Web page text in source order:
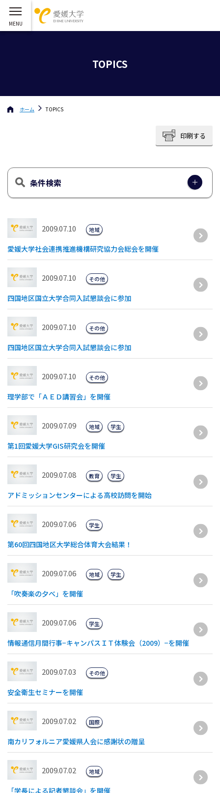
TOPICS
ホーム TOPICS
印刷する
条件検索
2009.07.10
愛媛大学社会連携推進機構研究協力会総会を開催
地域
2009.07.10
四国地区国立大学合同入試懇談会に参加
その他
2009.07.10
四国地区国立大学合同入試懇談会に参加
その他
2009.07.10
理学部で「ＡＥＤ講習会」を開催
その他
2009.07.09
第1回愛媛大学GIS研究会を開催
地域 学生
2009.07.08
アドミッションセンターによる高校訪問を開始
教育 学生
2009.07.06
第60回四国地区大学総合体育大会結果！
学生
2009.07.06
「吹奏楽の夕べ」を開催
地域 学生
2009.07.06
情報通信月間行事−キャンパスＩＴ体験会（2009）−を開催
学生
2009.07.03
安全衛生セミナーを開催
その他
2009.07.02
南カリフォルニア愛媛県人会に感謝状の贈呈
国際
2009.07.02
「学長による記者懇談会」を開催
地域